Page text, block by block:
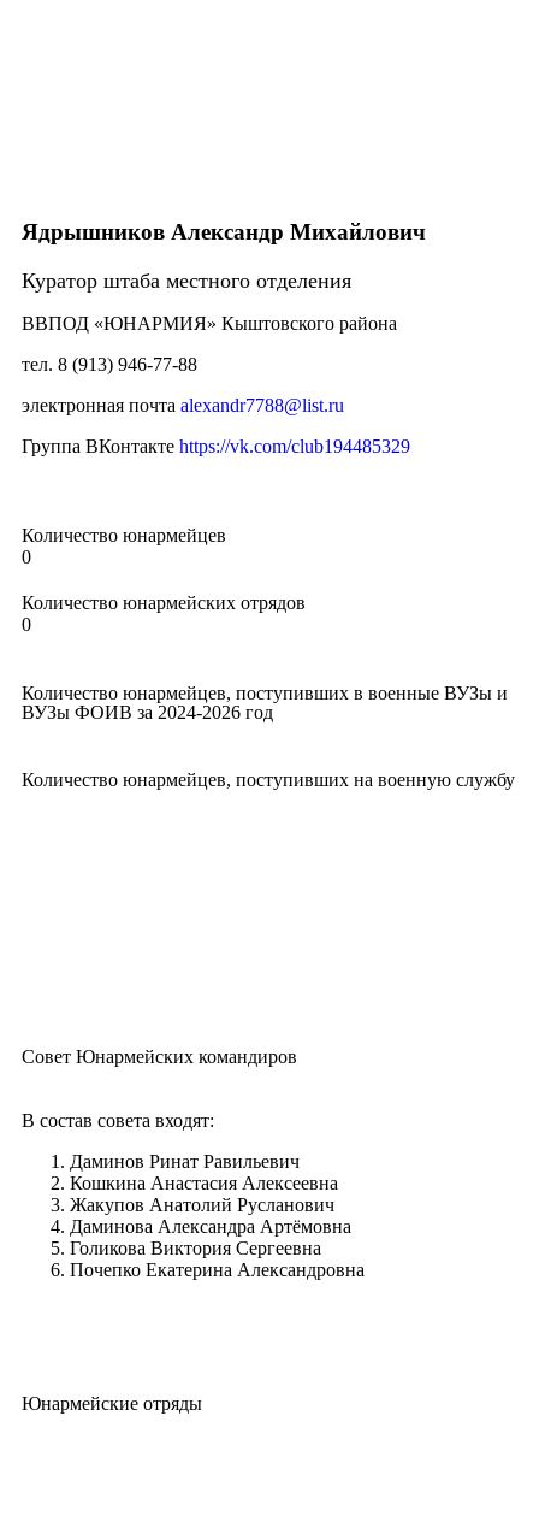
Ядрышников Александр Михайлович
Куратор штаба местного отделения
ВВПОД «ЮНАРМИЯ» Кыштовского района
тел. 8 (913) 946-77-88
электронная почта alexandr7788@list.ru
Группа ВКонтакте https://vk.com/club194485329
Количество юнармейцев
0
Количество юнармейских отрядов
0
Количество юнармейцев, поступивших в военные ВУЗы и
ВУЗы ФОИВ за 2024-2026 год ​
Количество юнармейцев, поступивших на военную службу
Совет Юнармейских командиров
В состав совета входят:
Даминов Ринат Равильевич
Кошкина Анастасия Алексеевна
Жакупов Анатолий Русланович
Даминова Александра Артёмовна
Голикова Виктория Сергеевна
Почепко Екатерина Александровна
Юнармейские отряды